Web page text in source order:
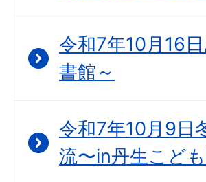
令和7年10月16
書館～
令和7年10月9日
流〜in丹生こど